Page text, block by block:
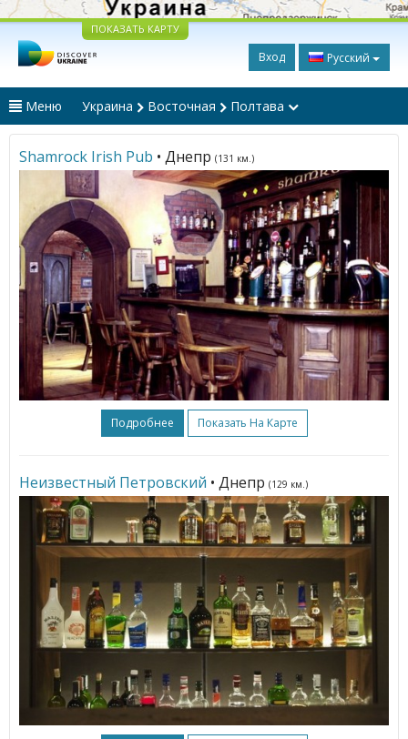
ПОКАЗАТЬ КАРТУ
Вход Русский
Меню Украина Восточная Полтава
Shamrock Irish Pub • Днепр (131 км.)
Подробнее Показать На Карте
Неизвестный Петровский • Днепр (129 км.)